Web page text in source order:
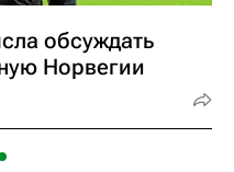
обсуждать
Норвегии